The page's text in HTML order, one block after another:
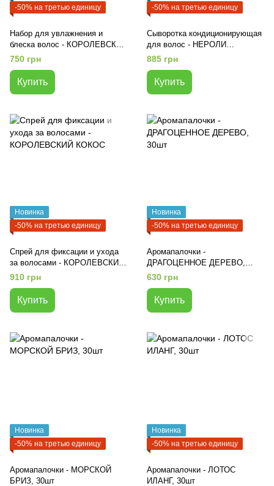
-50% на третью единицу
Набор для увлажнения и
блеска волос - КОРОЛЕВСКИЙ
КОКОС
750 грн
Купить
-50% на третью единицу
Сыворотка кондиционирующая
для волос - НЕРОЛИ
ЖАСМИН
885 грн
Купить
Новинка
-50% на третью единицу
Спрей для фиксации и ухода
за волосами - КОРОЛЕВСКИЙ
КОКОС
910 грн
Купить
Новинка
-50% на третью единицу
Аромапалочки -
ДРАГОЦЕННОЕ ДЕРЕВО,
30шт
630 грн
Купить
Новинка
-50% на третью единицу
Аромапалочки - МОРСКОЙ
БРИЗ, 30шт
Новинка
-50% на третью единицу
Аромапалочки - ЛОТОС
ИЛАНГ, 30шт